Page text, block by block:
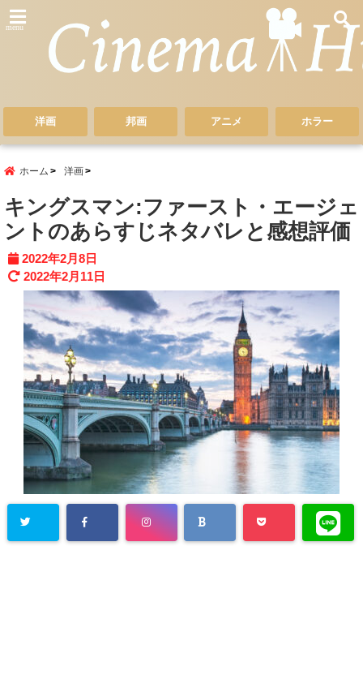
menu
洋画 邦画 アニメ ホラー
ホーム 洋画
キングスマン:ファースト・エージェ
ントのあらすじネタバレと感想評価
2022年2月8日
2022年2月11日